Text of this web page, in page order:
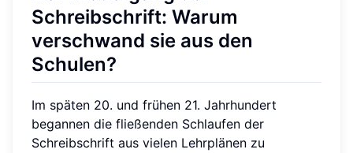
Schreibschrift: Warum
verschwand sie aus den
Schulen?
Im späten 20. und frühen 21. Jahrhundert
begannen die fließenden Schlaufen der
Schreibschrift aus vielen Lehrplänen zu